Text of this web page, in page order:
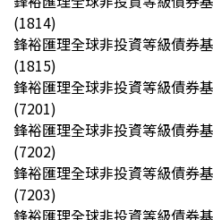
(1814)
鋒裕匯理全球非投資等級債券
(1815)
鋒裕匯理全球非投資等級債券
(7201)
鋒裕匯理全球非投資等級債券
(7202)
鋒裕匯理全球非投資等級債券
(7203)
鋒裕匯理全球非投資等級債券